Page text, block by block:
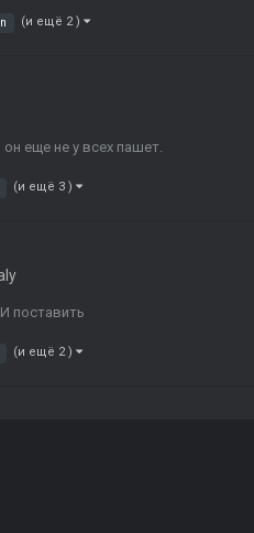
(и ещё 2 )
еще не у всех пашет.
(и ещё 3 )
поставить
(и ещё 2 )